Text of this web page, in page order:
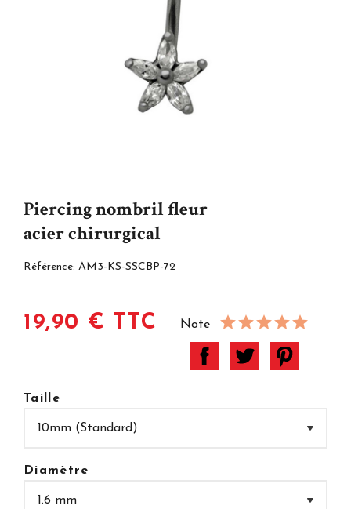
Piercing nombril fleur
acier chirurgical
Référence: AM3-KS-SSCBP-72
19,90 € TTC Note
Taille
Diamètre